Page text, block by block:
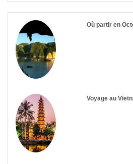
Où partir en
Voyage au